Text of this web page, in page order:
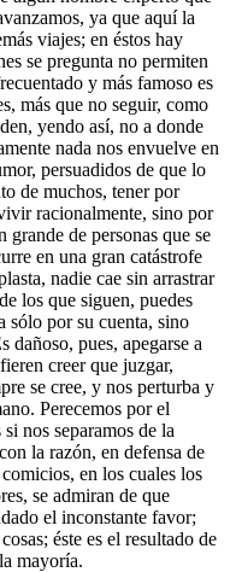
ya que aquí la
viajes; en éstos hay
se pregunta no permiten
y más famoso es
más que no seguir, como
yendo así, no a donde
nada nos envuelve en
persuadidos de que lo
de muchos, tener por
racionalmente, sino por
de personas que se
en una gran catástrofe
nadie cae sin arrastrar
los que siguen, puedes
sólo por su cuenta, sino
dañoso, pues, apegarse a
creer que juzgar,
se cree, y nos perturba y
Perecemos por el
nos separamos de la
la razón, en defensa de
en los cuales los
se admiran de que
el inconstante favor;
éste es el resultado de
mayoría.